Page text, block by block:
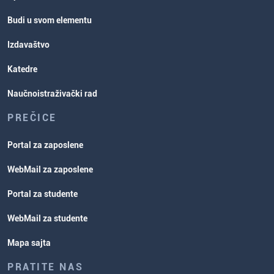
Budi u svom elementu
Izdavaštvo
Katedre
Naučnoistraživački rad
PREČICE
Portal za zaposlene
WebMail za zaposlene
Portal za studente
WebMail za studente
Mapa sajta
PRATITE NAS